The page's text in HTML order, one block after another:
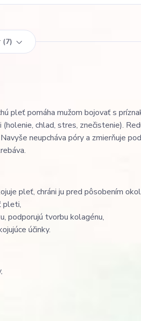
7
pleť pomáha mužom bojovať s
chlad, stres, znečistenie).
neupcháva póry a zmierňuje
pleť, chráni ju pred pôsobením
pleti,
podporujú tvorbu kolagénu,
účinky.